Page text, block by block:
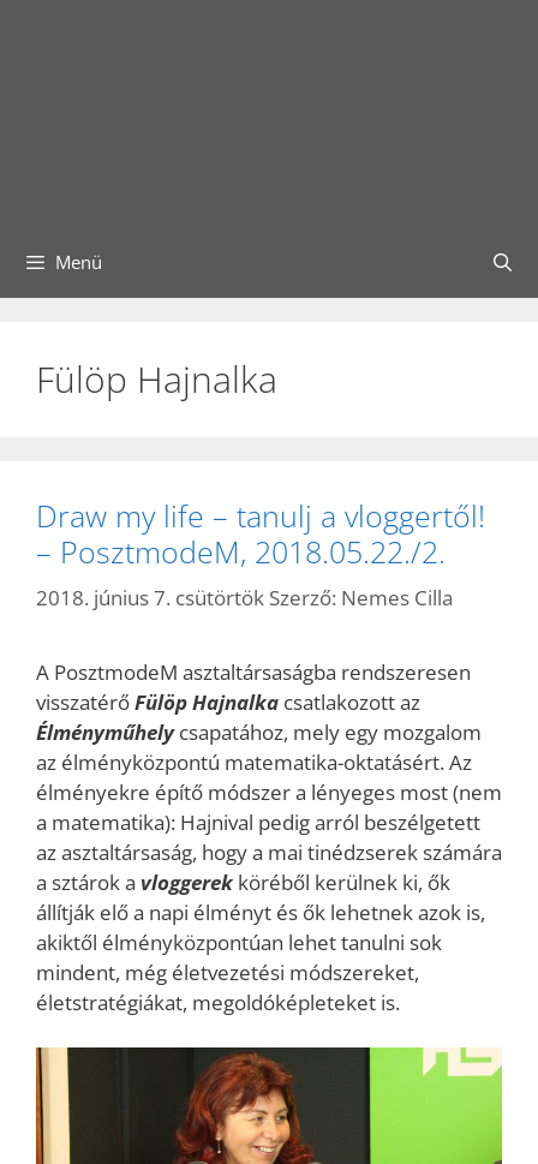
Menü
Fülöp Hajnalka
Draw my life – tanulj a vloggertől!
– PosztmodeM, 2018.05.22./2.
2018. június 7. csütörtök Szerző: Nemes Cilla
A PosztmodeM asztaltársaságba rendszeresen
visszatérőFülöp Hajnalka csatlakozott az
Élményműhelycsapatához, mely egy mozgalom
az élményközpontú matematika-oktatásért. Az
élményekre építő módszer a lényeges most (nem
a matematika): Hajnival pedig arról beszélgetett
az asztaltársaság, hogy a mai tinédzserek számára
a sztárok a vloggerekköréből kerülnek ki, ők
állítják elő a napi élményt és ők lehetnek azok is,
akiktől élményközpontúan lehet tanulni sok
mindent, még életvezetési módszereket,
életstratégiákat, megoldóképleteket is.